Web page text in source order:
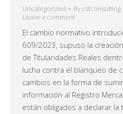
Uncategorized By csfconsulting
Leave a comment
El cambio normativo
609/2023, supuso la
de Titularidades Reales
lucha contra el blanqueo de
cambios en la forma de
información al Registro
están obligados a declarar